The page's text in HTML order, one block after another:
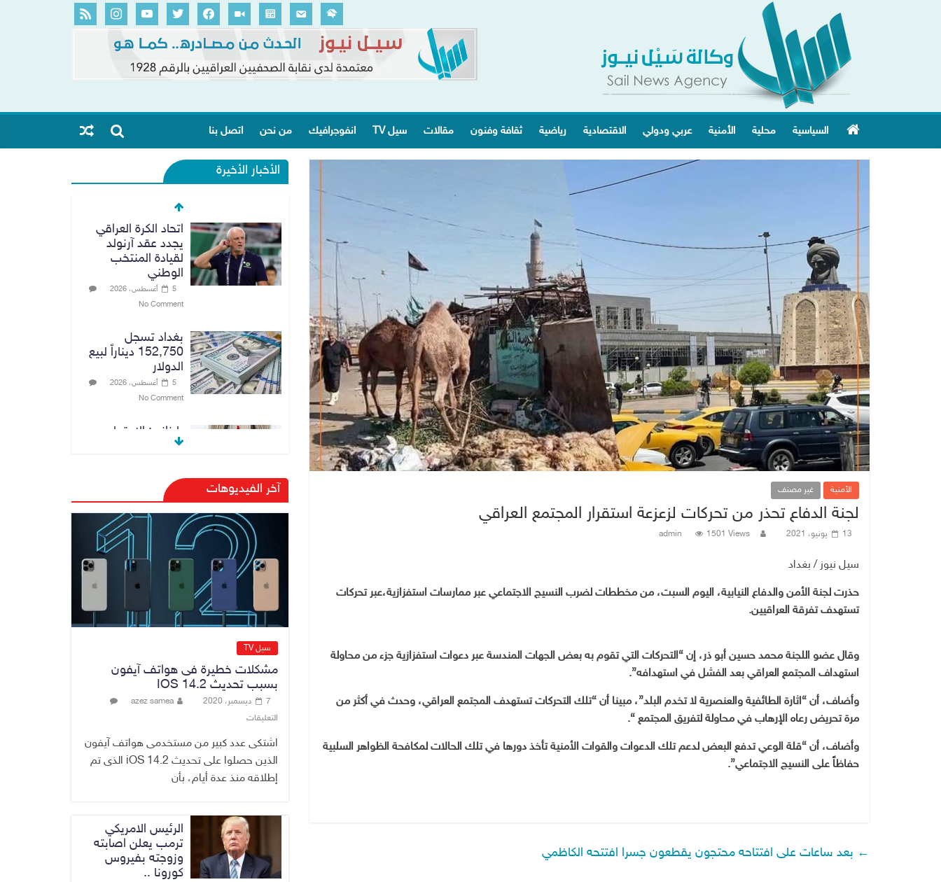
السياسية محلية الأمنية عربي ودولي الاقتصادية رياضية ثقافة وفنون مقالات سيل TV انفوجرافيك من نحن اتصل بنا
الأمنية غير مصنف
لجنة الدفاع تحذر من تحركات لزعزعة استقرار المجتمع العراقي
13 يونيو، 2021 admin 1501 Views
سيل نيوز / بغداد
حذرت لجنة الأمن والدفاع النيابية، اليوم السبت، من مخططات لضرب النسيج الاجتماعي عبر ممارسات استفزازية،عبر تحركات
تستهدف تفرقة العراقيين.
وقال عضو اللجنة محمد حسين أبو ذر، إن “التحركات التي تقوم به بعض الجهات المندسة عبر دعوات استفزازية جزء من محاولة
استهداف المجتمع العراقي بعد الفشل في استهدافه”.
وأضاف، أن “اثارة الطائفية والعنصرية لا تخدم البلد”، مبينا أن “تلك التحركات تستهدف المجتمع العراقي، وحدث في أكثر من
مرة تحريض رعاه الإرهاب في محاولة لتفريق المجتمع “.
وأضاف، أن “قلة الوعي تدفع البعض لدعم تلك الدعوات والقوات الأمنية تأخذ دورها في تلك الحالات لمكافحة الظواهر السلبية
حفاظاً على النسيج الاجتماعي”.
← بعد ساعات على افتتاحه محتجون يقطعون جسرا افتتحه الكاظمي
الأخبار الأخيرة
اتحاد الكرة العراقي
يجدد عقد آرنولد
لقيادة المنتخب
الوطني
5 أغسطس، 2026
No Comment
بغداد تسجل
152,750 ديناراً لبيع
الدولار
5 أغسطس، 2026
No Comment
بارزاني: الاجتماع
الذي عقد مع رئيس
كان مثمراً
وزير الخارجية يبحث
مع نظيره السعودي
ترتيبات زيارة مرتقبة
لوفد أمني عراقي إلى
5 أغسطس، 2026
No Comment
وزارة الخزانة
الأمريكية تعلن إلغاء
عقوبات مرتبطة
بإيران
No Comment
آخر الفيديوهات
سيل TV
مشكلات خطيرة فى هواتف آيفون
بسبب تحديث IOS 14.2
7 ديسمبر، 2020
azez samea
التعليقات
اشتكى عدد كبير من مستخدمى هواتف آيفون
الذين حصلوا على تحديث iOS 14.2 الذى تم
إطلاقه منذ عدة أيام، بأن
الرئيس الامريكي
ترمب يعلن اصابته
وزوجته بفيروس
كورونا ..